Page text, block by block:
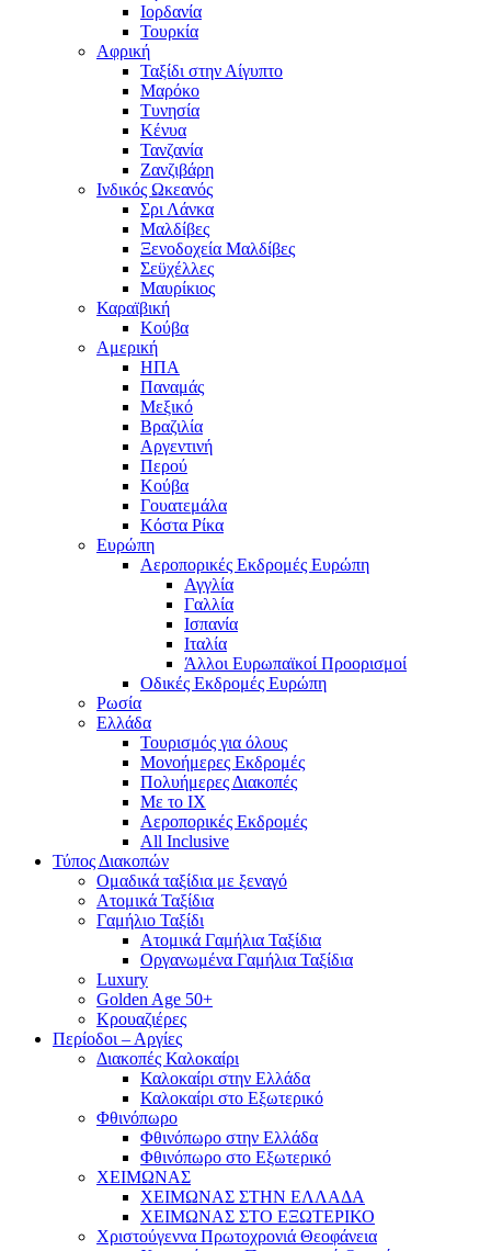
Ιορδανία
Τουρκία
Αφρική
Ταξίδι στην Αίγυπτο
Μαρόκο
Τυνησία
Κένυα
Τανζανία
Ζανζιβάρη
Ινδικός Ωκεανός
Σρι Λάνκα
Μαλδίβες
Ξενοδοχεία Μαλδίβες
Σεϋχέλλες
Μαυρίκιος
Καραϊβική
Κούβα
Αμερική
ΗΠΑ
Παναμάς
Μεξικό
Βραζιλία
Αργεντινή
Περού
Κούβα
Γουατεμάλα
Κόστα Ρίκα
Ευρώπη
Αεροπορικές Εκδρομές Ευρώπη
Αγγλία
Γαλλία
Ισπανία
Ιταλία
Άλλοι Ευρωπαϊκοί Προορισμοί
Οδικές Εκδρομές Ευρώπη
Ρωσία
Ελλάδα
Τουρισμός για όλους
Mονοήμερες Εκδρομές
Πολυήμερες Διακοπές
Με το ΙΧ
Αεροπορικές Εκδρομές
All Inclusive
Τύπος Διακοπών
Ομαδικά ταξίδια με ξεναγό
Ατομικά Ταξίδια
Γαμήλιο Ταξίδι
Ατομικά Γαμήλια Ταξίδια
Οργανωμένα Γαμήλια Ταξίδια
Luxury
Golden Age 50+
Κρουαζιέρες
Περίοδοι – Αργίες
Διακοπές Καλοκαίρι
Καλοκαίρι στην Ελλάδα
Καλοκαίρι στο Εξωτερικό
Φθινόπωρο
Φθινόπωρο στην Ελλάδα
Φθινόπωρο στο Εξωτερικό
ΧΕΙΜΩΝΑΣ
ΧΕΙΜΩΝΑΣ ΣΤΗΝ ΕΛΛΑΔΑ
ΧΕΙΜΩΝΑΣ ΣΤΟ ΕΞΩΤΕΡΙΚΟ
Χριστούγεννα Πρωτοχρονιά Θεοφάνεια